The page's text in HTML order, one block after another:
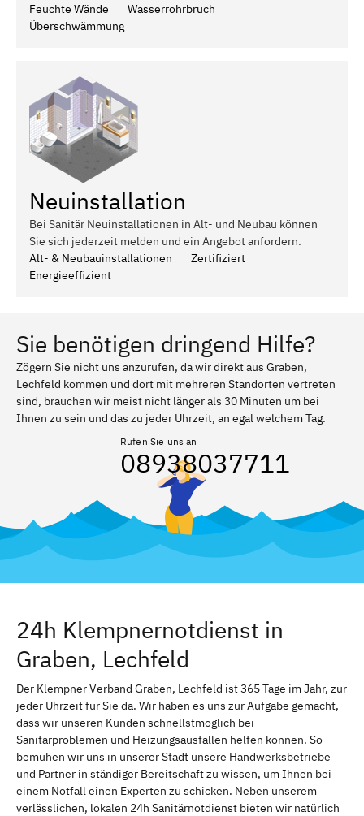
Feuchte Wände
Wasserrohrbruch
Überschwämmung
Neuinstallation
Bei Sanitär Neuinstallationen in Alt- und Neubau können
Sie sich jederzeit melden und ein Angebot anfordern.
Alt- & Neubauinstallationen
Zertifiziert
Energieeffizient
Sie benötigen dringend Hilfe?
Zögern Sie nicht uns anzurufen, da wir direkt aus Graben,
Lechfeld kommen und dort mit mehreren Standorten vertreten
sind, brauchen wir meist nicht länger als 30 Minuten um bei
Ihnen zu sein und das zu jeder Uhrzeit, an egal welchem Tag.
Rufen Sie uns an
08938037711
24h Klempnernotdienst in
Graben, Lechfeld
Der Klempner Verband Graben, Lechfeld ist 365 Tage im Jahr, zur
jeder Uhrzeit für Sie da. Wir haben es uns zur Aufgabe gemacht,
dass wir unseren Kunden schnellstmöglich bei
Sanitärproblemen und Heizungsausfällen helfen können. So
bemühen wir uns in unserer Stadt unsere Handwerksbetriebe
und Partner in ständiger Bereitschaft zu wissen, um Ihnen bei
einem Notfall einen Experten zu schicken. Neben unserem
verlässlichen, lokalen 24h Sanitärnotdienst bieten wir natürlich